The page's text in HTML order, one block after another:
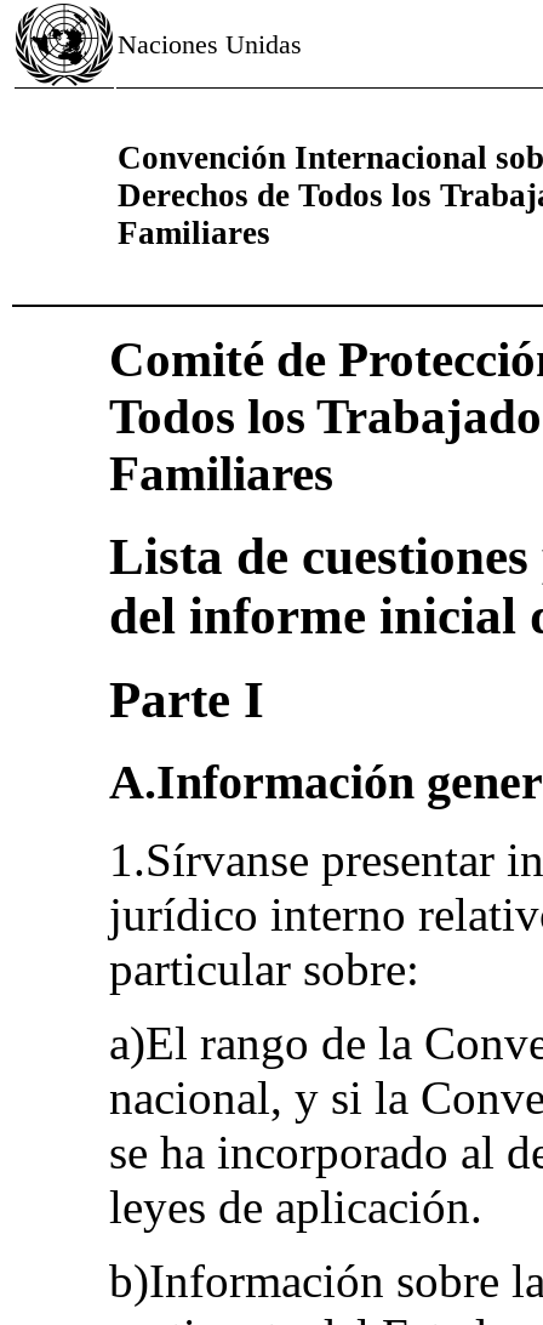
Naciones Unidas
Convención Internacional
Derechos de Todos los
Familiares
Comité de
Todos los
Familiares
Lista de
del informe inicial
Parte I
A.Información
1.Sírvanse presentar
jurídico interno
particular sobre:
a)El rango de la
nacional, y si la
se ha incorporado al
leyes de aplicación.
b)Información sobre